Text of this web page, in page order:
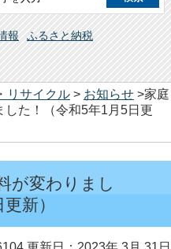
報
ふるさと納税
リサイクル > お知らせ >家庭
した！（令和5年1月5日更
が変わりまし
新）